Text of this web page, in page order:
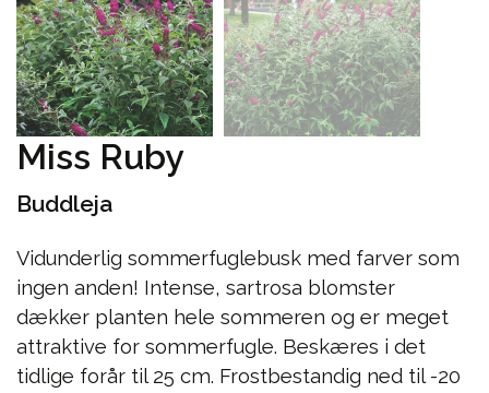
Miss Ruby
Buddleja
Vidunderlig sommerfuglebusk med farver som
ingen anden! Intense, sartrosa blomster
dækker planten hele sommeren og er meget
attraktive for sommerfugle. Beskæres i det
tidlige forår til 25 cm. Frostbestandig ned til -20